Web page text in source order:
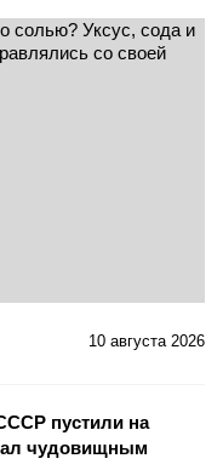
10 августа 2026
пустили на
чудовищным